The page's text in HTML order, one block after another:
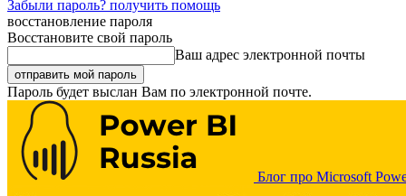
Забыли пароль? получить помощь
восстановление пароля
Восстановите свой пароль
Ваш адрес электронной почты
Пароль будет выслан Вам по электронной почте.
Блог про Microsoft